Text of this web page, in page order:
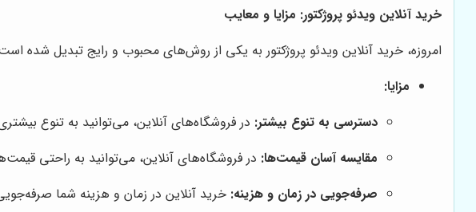
خرید آنلاین ویدئو پروژکتور: مزایا و معایب
امروزه، خرید آنلاین ویدئو پروژکتور به یکی از روش‌های محبوب و رایج تبدیل شده
مزایا:
دسترسی به تنوع بیشتر: در فروشگاه‌های آنلاین، می‌توانید به تنوع
مقایسه آسان قیمت‌ها: در فروشگاه‌های آنلاین، می‌توانید به راحتی
صرفه‌جویی در زمان و هزینه: خرید آنلاین در زمان و هزینه شما